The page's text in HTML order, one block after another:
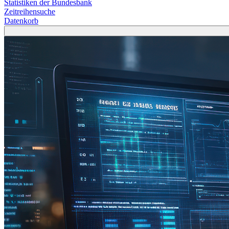
Statistiken der Bundesbank
Zeitreihensuche
Datenkorb